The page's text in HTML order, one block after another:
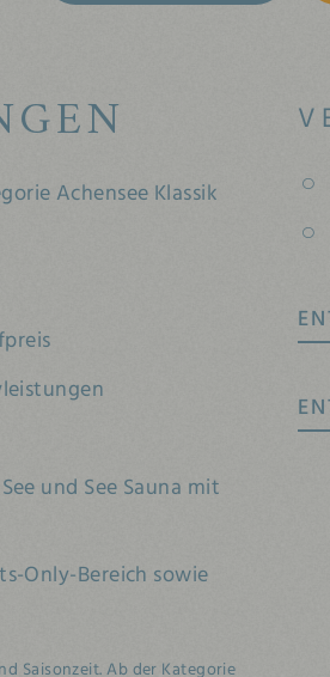
Achensee Klassik
und See Sauna mit
Only-Bereich sowie
Saisonzeit. Ab der Kategorie